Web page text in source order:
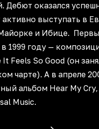
Дебют оказался
активно выступать в
и Ибице.
1999 году —
It Feels So Good (он
чарте). А в апреле
альбом Hear My
Music.